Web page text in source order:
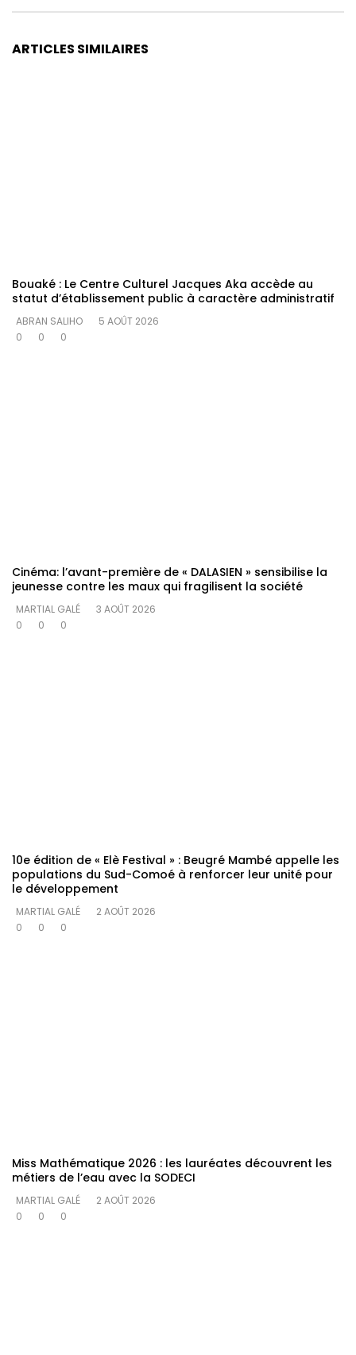
ARTICLES SIMILAIRES
Bouaké : Le Centre Culturel Jacques Aka accède au
statut d’établissement public à caractère administratif
ABRAN SALIHO
5 AOÛT 2026
0
0 0
Cinéma: l’avant-première de « DALASIEN » sensibilise la
jeunesse contre les maux qui fragilisent la société
MARTIAL GALÉ
3 AOÛT 2026
0
0 0
10e édition de « Elè Festival » : Beugré Mambé appelle les
populations du Sud-Comoé à renforcer leur unité pour
le développement
MARTIAL GALÉ
2 AOÛT 2026
0
0 0
Miss Mathématique 2026 : les lauréates découvrent les
métiers de l’eau avec la SODECI
MARTIAL GALÉ
2 AOÛT 2026
0
0 0